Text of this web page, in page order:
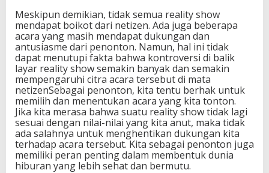
o
t
N
e
t
i
z
e
n
Meskipun demikian, tidak semua reality show
mendapat boikot dari netizen. Ada juga beberapa
acara yang masih mendapat dukungan dan
antusiasme dari penonton. Namun, hal ini tidak
dapat menutupi fakta bahwa kontroversi di balik
layar reality show semakin banyak dan semakin
mempengaruhi citra acara tersebut di mata
netizenSebagai penonton, kita tentu berhak untuk
memilih dan menentukan acara yang kita tonton.
Jika kita merasa bahwa suatu reality show tidak lagi
sesuai dengan nilai-nilai yang kita anut, maka tidak
ada salahnya untuk menghentikan dukungan kita
terhadap acara tersebut. Kita sebagai penonton juga
memiliki peran penting dalam membentuk dunia
hiburan yang lebih sehat dan bermutu.